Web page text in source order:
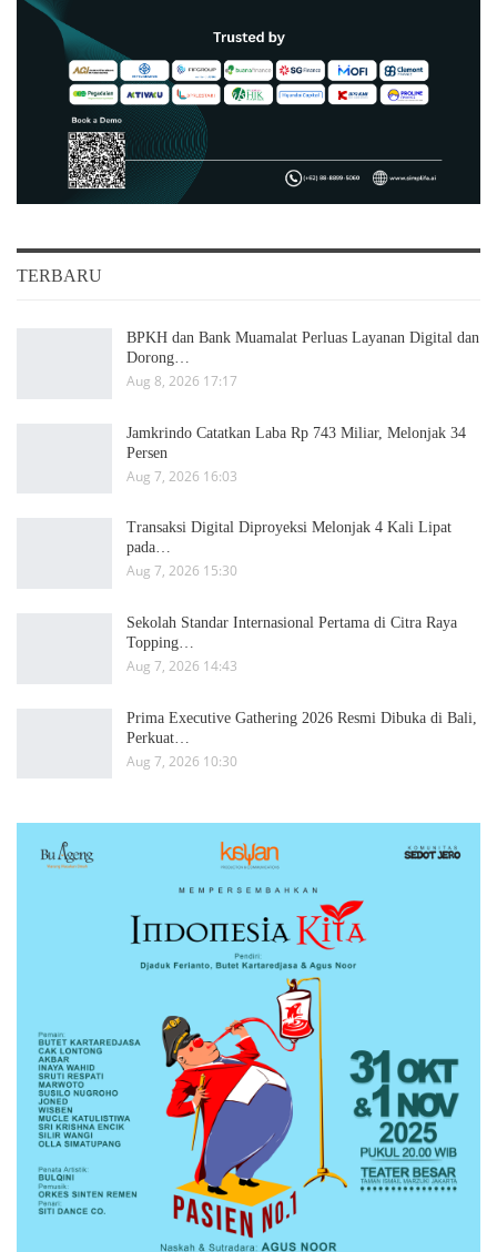
TERBARU
BPKH dan Bank Muamalat Perluas Layanan Digital dan
Dorong…
Aug 8, 2026 17:17
Jamkrindo Catatkan Laba Rp 743 Miliar, Melonjak 34
Persen
Aug 7, 2026 16:03
Transaksi Digital Diproyeksi Melonjak 4 Kali Lipat
pada…
Aug 7, 2026 15:30
Sekolah Standar Internasional Pertama di Citra Raya
Topping…
Aug 7, 2026 14:43
Prima Executive Gathering 2026 Resmi Dibuka di Bali,
Perkuat…
Aug 7, 2026 10:30